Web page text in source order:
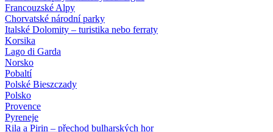
Francouzské Alpy
Chorvatské národní parky
Italské Dolomity – turistika nebo ferraty
Korsika
Lago di Garda
Norsko
Pobaltí
Polské Bieszczady
Polsko
Provence
Pyreneje
Rila a Pirin – přechod bulharských hor